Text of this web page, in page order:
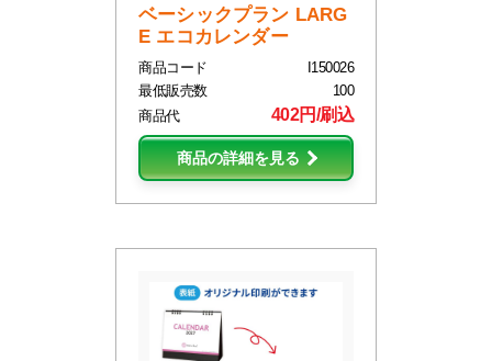
ベーシックプラン LARG
E エコカレンダー
商品コード
I150026
最低販売数
100
商品代
402円/刷込
商品の詳細を見る